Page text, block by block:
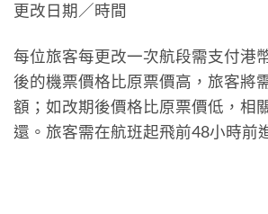
更改日期／時間
每位旅客每更改一次航段需支付港
後的機票價格比原票價高，旅客將
額；如改期後價格比原票價低，相
還。旅客需在航班起飛前48小時前